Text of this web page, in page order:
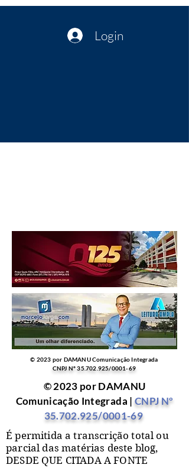
Login
© 2023 por DAMANU Comunicação Integrada
CNPJ Nº35.702.925/0001-69
© 2023 por DAMANU
Comunicação Integrada | CNPJ Nº
35.702.925/0001-69
É permitida a transcrição total ou
parcial das matérias deste blog,
DESDE QUE CITADA A FONTE